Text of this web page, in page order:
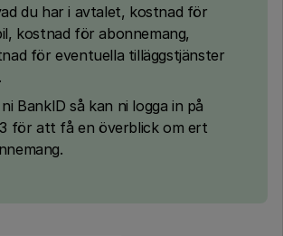
du har i avtalet, kostnad för
kostnad för abonnemang,
för eventuella tilläggstjänster
BankID så kan ni logga in på
för att få en överblick om ert